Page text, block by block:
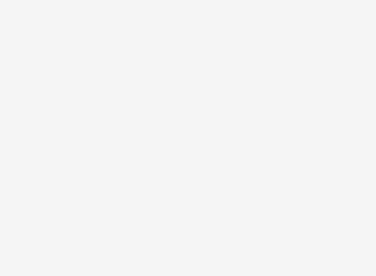
slaapproblemen
over 6 Bijlagen